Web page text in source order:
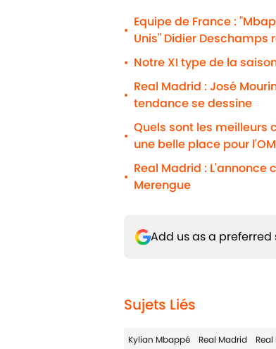
•
Equipe de France :
Unis" Didier Deschamps
• Notre XI type de la
•
Real Madrid : José
tendance se dessine
•
Quels sont les meilleurs
une belle place pour
•
Real Madrid : L'annonce
Merengue
Add us as a preferred
Sujets Liés
Kylian Mbappé Real Madrid